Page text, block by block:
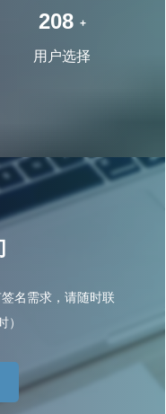
389 +
用户选择
名需求，请随时联
）